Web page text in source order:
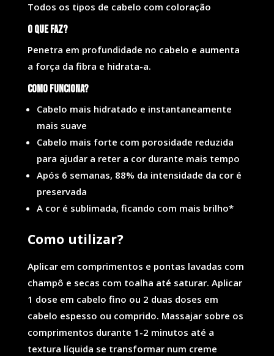
Todos os tipos de cabelo com coloração
O que faz?
Penetra em profundidade no cabelo e aumenta
a força da fibra e hidrata-a.
Como funciona?
Cabelo mais hidratado e instantaneamente
mais suave
Cabelo mais forte com porosidade reduzida
para ajudar a reter a cor durante mais tempo
Após 6 semanas, 88% da intensidade da cor é
preservada
A cor é sublimada, ficando com mais brilho*
Como utilizar?
Aplicar em comprimentos e pontas lavadas com
champô e secas com toalha até saturar. Aplicar
1 dose em cabelo fino ou 2 duas doses em
cabelo espesso ou comprido. Massajar sobre os
comprimentos durante 1-2 minutos até a
textura líquida se transformar num creme